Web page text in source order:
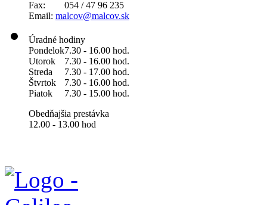
Fax: 054 / 47 96 235
Email: malcov@malcov.sk
Úradné hodiny
Pondelok7.30 - 16.00 hod.
Utorok
7.30 - 16.00 hod.
Streda
7.30 - 17.00 hod.
Štvrtok
7.30 - 16.00 hod.
Piatok
7.30 - 15.00 hod.
Obedňajšia prestávka
12.00 - 13.00 hod